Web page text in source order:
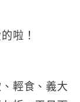
啦！
輕食、義大